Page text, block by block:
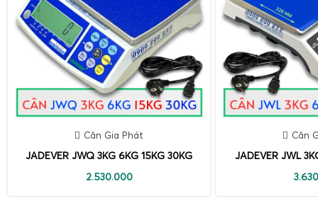
Cân Gia Phát
JADEVER JWQ 3KG 6KG 15KG 30KG
2.530.000
Cân
JADEVER JWL